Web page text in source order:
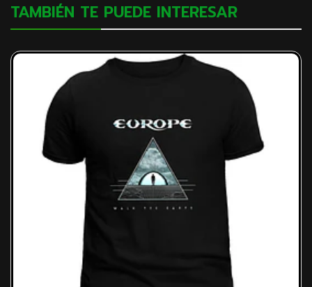
TAMBIÉN TE PUEDE INTERESAR